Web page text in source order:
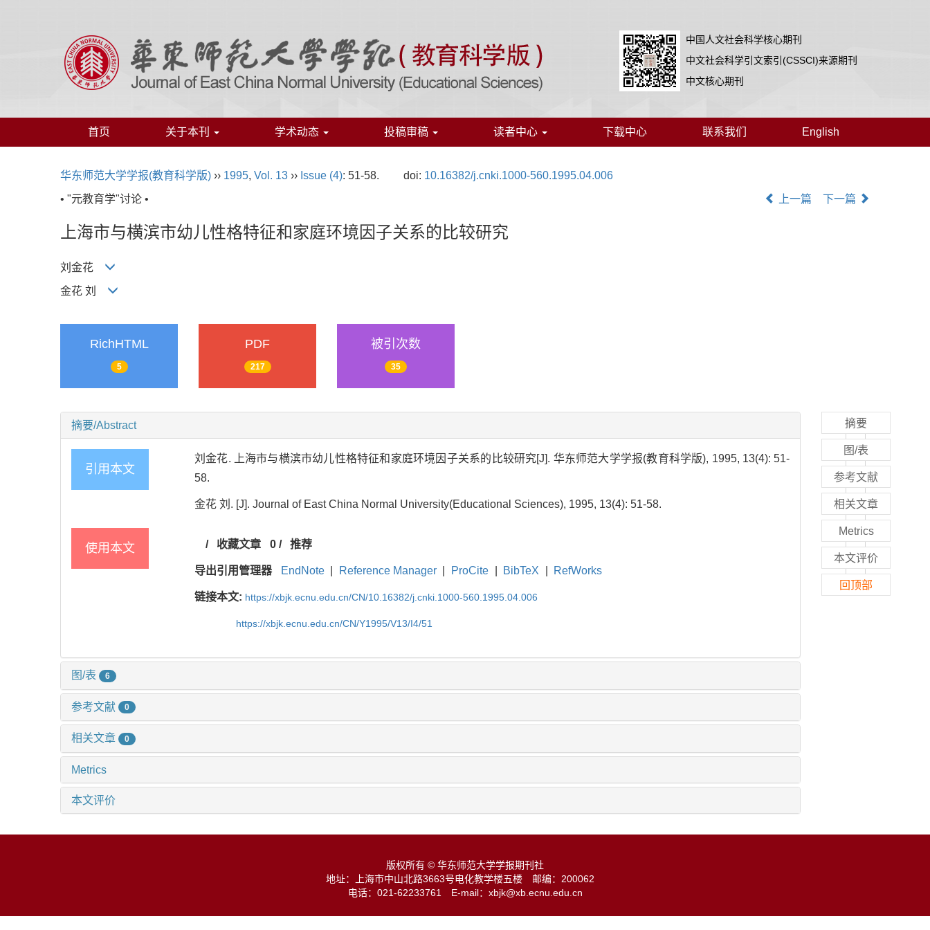
中国人文社会科学核心期刊
中文社会科学引文索引(CSSCI)来源期刊
中文核心期刊
首页 关于本刊 学术动态 投稿审稿 读者中心 下载中心 联系我们 English
华东师范大学学报(教育科学版) ›› 1995, Vol. 13 ›› Issue (4): 51-58. doi: 10.16382/j.cnki.1000-560.1995.04.006
• "元教育学"讨论 •
上一篇 下一篇
上海市与横滨市幼儿性格特征和家庭环境因子关系的比较研究
刘金花
金花 刘
RichHTML
5
PDF
217
被引次数
35
摘要/Abstract
引用本文
刘金花. 上海市与横滨市幼儿性格特征和家庭环境因子关系的比较研究[J]. 华东师范大学学报(教育科学版), 1995, 13(4): 51-
58.
金花 刘. [J]. Journal of East China Normal University(Educational Sciences), 1995, 13(4): 51-58.
使用本文 / 收藏文章 0/ 推荐
导出引用管理器 EndNote Reference Manager ProCite BibTeX RefWorks
链接本文: https://xbjk.ecnu.edu.cn/CN/10.16382/j.cnki.1000-560.1995.04.006
https://xbjk.ecnu.edu.cn/CN/Y1995/V13/I4/51
图/表 6
参考文献 0
相关文章 0
Metrics
本文评价
摘要
图/表
参考文献
相关文章
Metrics
本文评价
回顶部
版权所有 © 华东师范大学学报期刊社
地址：上海市中山北路3663号电化教学楼五楼 邮编：200062
电话：021-62233761 E-mail：xbjk@xb.ecnu.edu.cn